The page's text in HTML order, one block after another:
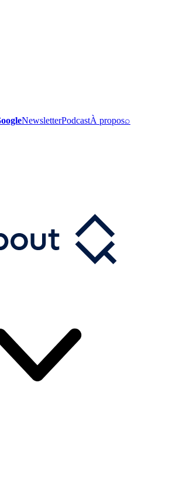
NewsletterPodcastÀ propos⌕